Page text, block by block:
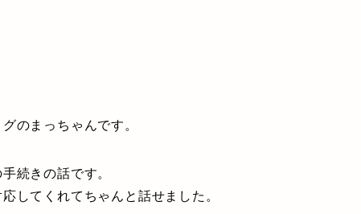
のまっちゃんです。
続きの話です。
してくれてちゃんと話せました。